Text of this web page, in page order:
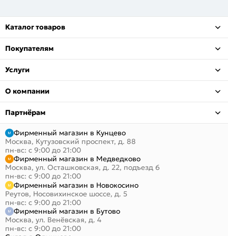
Каталог товаров
Покупателям
Услуги
О компании
Партнёрам
Фирменный магазин в Кунцево
Москва, Кутузовский проспект, д. 88
пн-вс: с 9:00 до 21:00
Фирменный магазин в Медведково
Москва, ул. Осташковская, д. 22, подъезд 6
пн-вс: с 9:00 до 21:00
Фирменный магазин в Новокосино
Реутов, Носовихинское шоссе, д. 5
пн-вс: с 9:00 до 21:00
Фирменный магазин в Бутово
Москва, ул. Венёвская, д. 4
пн-вс: с 9:00 до 21:00